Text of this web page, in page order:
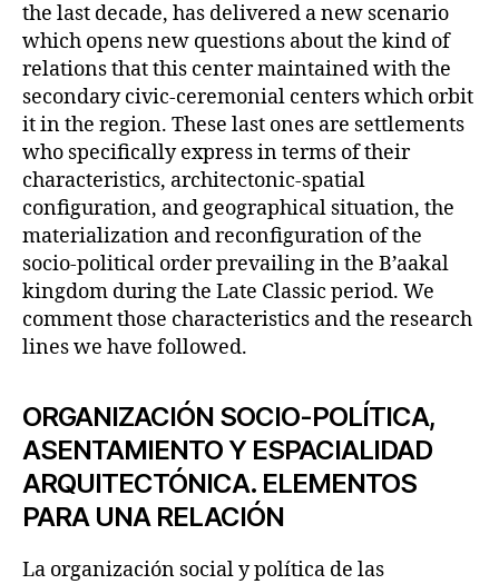
the last decade, has delivered a new scenario
which opens new questions about the kind of
relations that this center maintained with the
secondary civic-ceremonial centers which orbit
it in the region. These last ones are settlements
who specifically express in terms of their
characteristics, architectonic-spatial
configuration, and geographical situation, the
materialization and reconfiguration of the
socio-political order prevailing in the B’aakal
kingdom during the Late Classic period. We
comment those characteristics and the research
lines we have followed.
ORGANIZACIÓN SOCIO-POLÍTICA,
ASENTAMIENTO Y ESPACIALIDAD
ARQUITECTÓNICA. ELEMENTOS
PARA UNA RELACIÓN
La organización social y política de las